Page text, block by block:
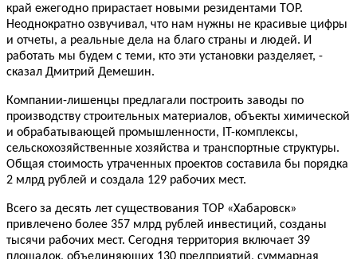
край ежегодно прирастает новыми резидентами ТОР.
Неоднократно озвучивал, что нам нужны не красивые цифры
и отчеты, а реальные дела на благо страны и людей. И
работать мы будем с теми, кто эти установки разделяет, -
сказал Дмитрий Демешин.
Компании-лишенцы предлагали построить заводы по
производству строительных материалов, объекты химической
и обрабатывающей промышленности, IT-комплексы,
сельскохозяйственные хозяйства и транспортные структуры.
Общая стоимость утраченных проектов составила бы порядка
2 млрд рублей и создала 129 рабочих мест.
Всего за десять лет существования ТОР «Хабаровск»
привлечено более 357 млрд рублей инвестиций, созданы
тысячи рабочих мест. Сегодня территория включает 39
площадок, объединяющих 130 предприятий, суммарная